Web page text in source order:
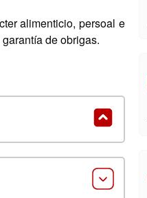
alimenticio, persoal e
de obrigas.